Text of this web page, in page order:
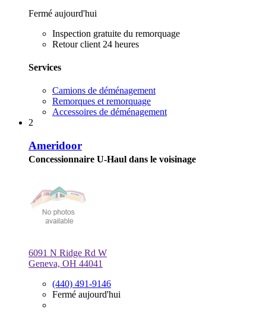
Fermé aujourd'hui
Inspection gratuite du remorquage
Retour client 24 heures
Services
Camions de déménagement
Remorques et remorquage
Accessoires de déménagement
2
Ameridoor
Concessionnaire U-Haul dans le voisinage
6091 N Ridge Rd W
Geneva, OH 44041
(440) 491-9146
Fermé aujourd'hui